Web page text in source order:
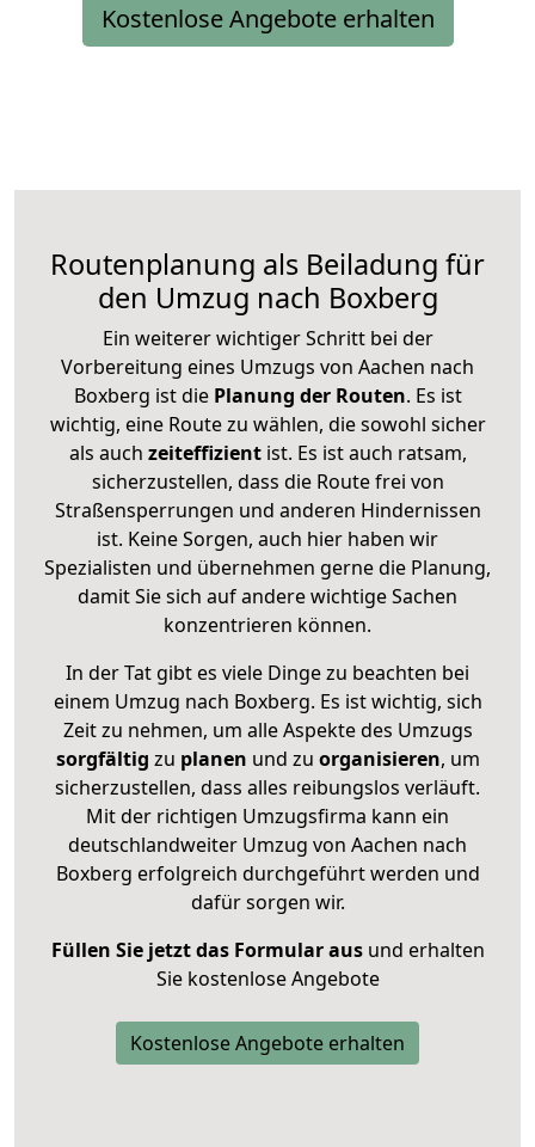
Kostenlose Angebote erhalten
Routenplanung als Beiladung für
den Umzug nach Boxberg
Ein weiterer wichtiger Schritt bei der
Vorbereitung eines Umzugs von Aachen nach
Boxberg ist diePlanung der Routen. Es ist
wichtig, eine Route zu wählen, die sowohl sicher
als auch zeiteffizientist. Es ist auch ratsam,
sicherzustellen, dass die Route frei von
Straßensperrungen und anderen Hindernissen
ist. Keine Sorgen, auch hier haben wir
Spezialisten und übernehmen gerne die Planung,
damit Sie sich auf andere wichtige Sachen
konzentrieren können.
In der Tat gibt es viele Dinge zu beachten bei
einem Umzug nach Boxberg. Es ist wichtig, sich
Zeit zu nehmen, um alle Aspekte des Umzugs
sorgfältig zu planen und zu organisieren, um
sicherzustellen, dass alles reibungslos verläuft.
Mit der richtigen Umzugsfirma kann ein
deutschlandweiter Umzug von Aachen nach
Boxberg erfolgreich durchgeführt werden und
dafür sorgen wir.
Füllen Sie jetzt das Formular ausund erhalten
Sie kostenlose Angebote
Kostenlose Angebote erhalten